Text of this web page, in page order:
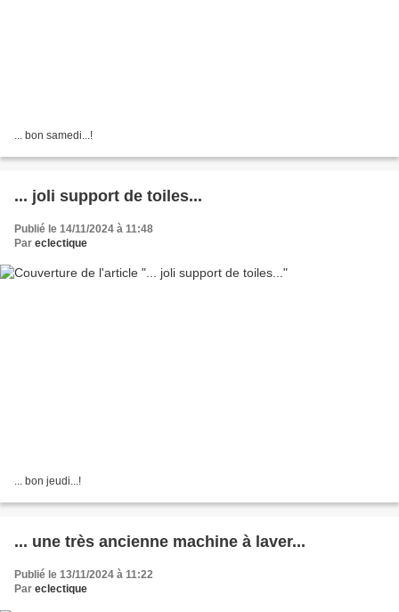
... bon samedi...!
... joli support de toiles...
Publié le 14/11/2024 à 11:48
Par eclectique
... bon jeudi...!
... une très ancienne machine à laver...
Publié le 13/11/2024 à 11:22
Par eclectique